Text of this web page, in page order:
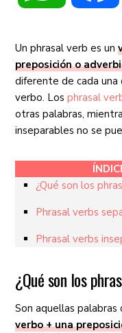
Un phrasal verb es un
preposición o
diferente de cada una
verbo. Losphrasal
otras palabras,
inseparables no se
¿Qué son los
Phrasal verbs
Phrasal verbs
¿Qué son los
Son aquellas
verbo + una